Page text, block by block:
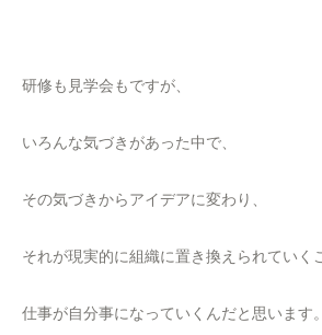
研修も見学会もですが、
いろんな気づきがあった中で、
その気づきからアイデアに変わり、
それが現実的に組織に置き換えられていく
仕事が自分事になっていくんだと思います。